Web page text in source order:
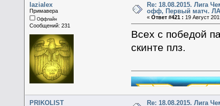
lazialex
Примавера
Оффлайн
Сообщений: 231
Re: 18.08.2015. Лига
офф, Первый матч.
«Ответ #421 : 19 Август
Всех с победой
скинте плз.
PRIKOLIST
Re: 18.08.2015. Лига